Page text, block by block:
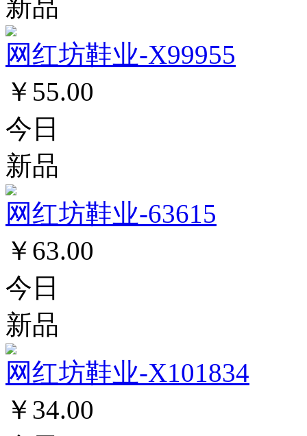
新品
网红坊鞋业-X99955
￥55.00
今日
新品
网红坊鞋业-63615
￥63.00
今日
新品
网红坊鞋业-X101834
￥34.00